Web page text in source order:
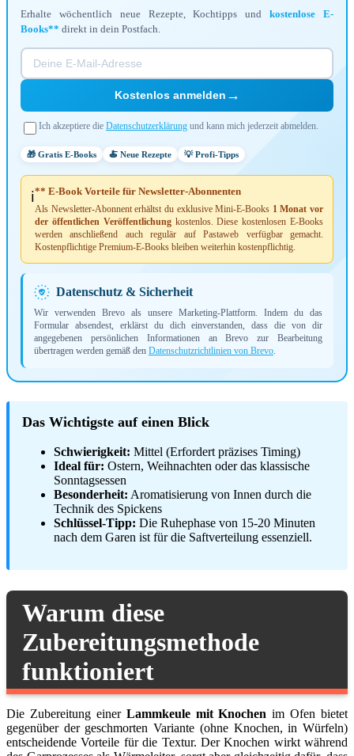
Erhalte wöchentlich neue Rezepte, Kochtipps undkostenlose E-
Books** direkt in dein Postfach.
Kostenlos anmelden →
Ich akzeptiere die Datenschutzerklärung und kann mich jederzeit abmelden.
🎁 Gratis E-Books 🍝 Neue Rezepte 💡 Profi-Tipps
ℹ️** E-Book Vorteile für Newsletter-Abonnenten
Als Newsletter-Abonnent erhältst du exklusive Mini-E-Books 1 Monat vor
der öffentlichen Veröffentlichungkostenlos. Diese kostenlosen E-Books
werden anschließend auch regulär auf Pastaweb verfügbar gemacht.
Kostenpflichtige Premium-E-Books bleiben weiterhin kostenpflichtig.
Datenschutz & Sicherheit
Wir verwenden Brevo als unsere Marketing-Plattform. Indem du das
Formular absendest, erklärst du dich einverstanden, dass die von dir
angegebenen persönlichen Informationen an Brevo zur Bearbeitung
übertragen werden gemäß den Datenschutzrichtlinien von Brevo
Das Wichtigste auf einen Blick
Schwierigkeit: Mittel (Erfordert präzises Timing)
Ideal für: Ostern, Weihnachten oder das klassische
Sonntagsessen
Besonderheit: Aromatisierung von Innen durch die
Technik des Spickens
Schlüssel-Tipp: Die Ruhephase von 15-20 Minuten
nach dem Garen ist für die Saftverteilung essenziell.
Warum diese
Zubereitungsmethode
funktioniert
Die Zubereitung einer Lammkeule mit Knochen im Ofen bietet
gegenüber der geschmorten Variante (ohne Knochen, in Würfeln)
entscheidende Vorteile für die Textur. Der Knochen wirkt während